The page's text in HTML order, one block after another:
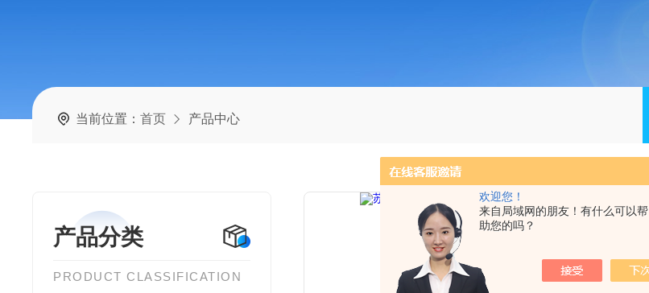
欢迎您！
来自局域网的朋友！有什么可以帮
助您的吗？
当前位置：首页 产品中心
产品分类
PRODUCT CLASSIFICATION